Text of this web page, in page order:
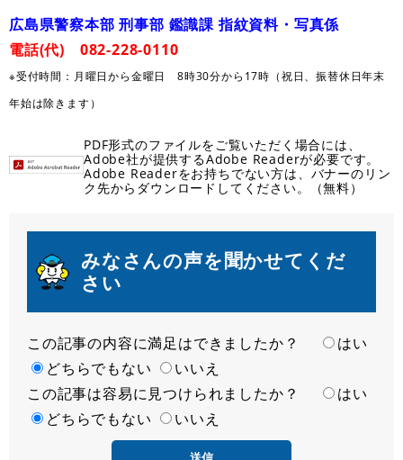
広島県警察本部 刑事部 鑑識課 指紋資料・写真係
電話(代) 082-228-0110
※受付時間：月曜日から金曜日 8時30分から17時（祝日、振替休日年末
年始は除きます）
PDF形式のファイルをご覧いただく場合には、
Adobe社が提供するAdobe Readerが必要です。
Adobe Readerをお持ちでない方は、バナーのリン
ク先からダウンロードしてください。（無料）
みなさんの声を聞かせてくだ
さい
満
足
度
この記事の内容に満足はできましたか？
はい
どちらでもない
いいえ
容
易
この記事は容易に見つけられましたか？
はい
どちらでもない
いいえ